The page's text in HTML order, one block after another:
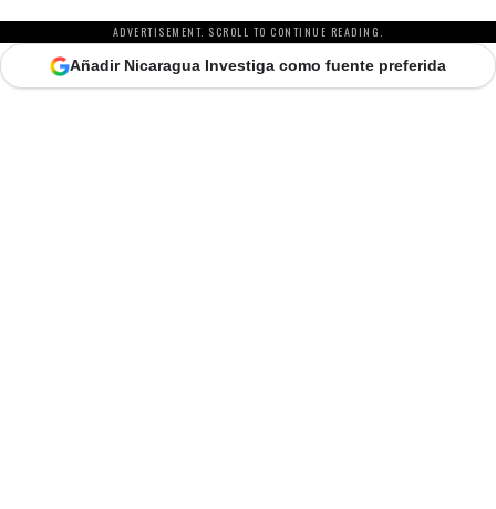
ADVERTISEMENT. SCROLL TO CONTINUE READING.
Añadir Nicaragua Investiga como fuente preferida